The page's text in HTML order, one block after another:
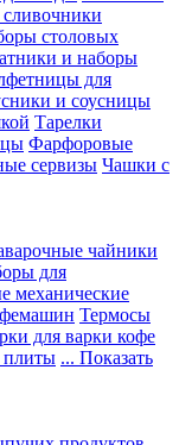
столовых
и наборы
для
и соусницы
Тарелки
Фарфоровые
сервизы Чашки с
чайники
для
механические
Термосы
для варки кофе
плиты ... Показать